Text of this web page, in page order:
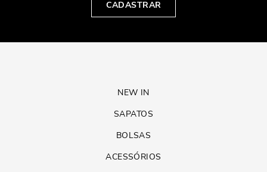
CADASTRAR
NEW IN
SAPATOS
BOLSAS
ACESSÓRIOS